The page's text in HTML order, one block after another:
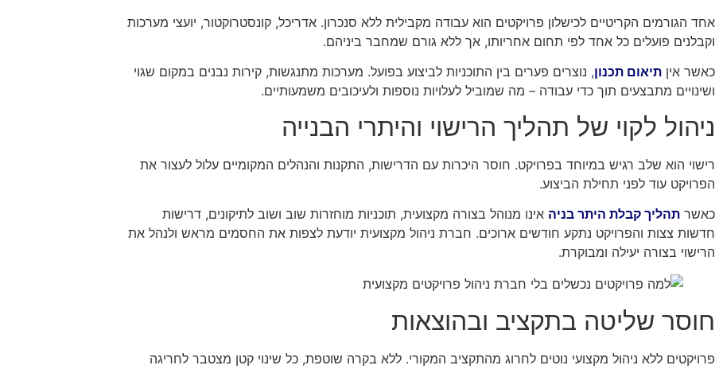
אחד הגורמים הקריטיים לכישלון פרויקטים הוא עבודה מקבילית ללא סנכרון. אדריכל, קונסטרוקטור, יועצי מערכות
וקבלנים פועלים כל אחד לפי תחום אחריותו, אך ללא גורם שמחבר ביניהם.
כאשר אין תיאום תכנון, נוצרים פערים בין התוכניות לביצוע בפועל. מערכות מתנגשות, קירות נבנים במקום שגוי
ושינויים מתבצעים תוך כדי עבודה – מה שמוביל לעלויות נוספות ולעיכובים משמעותיים.
ניהול לקוי של תהליך הרישוי והיתרי הבנייה
רישוי הוא שלב רגיש במיוחד בפרויקט. חוסר היכרות עם הדרישות, התקנות והנהלים המקומיים עלול לעצור את
הפרויקט עוד לפני תחילת הביצוע.
כאשר תהליך קבלת היתר בניה אינו מנוהל בצורה מקצועית, תוכניות מוחזרות שוב ושוב לתיקונים, דרישות
חדשות צצות והפרויקט נתקע חודשים ארוכים. חברת ניהול מקצועית יודעת לצפות את החסמים מראש ולנהל את
הרישוי בצורה יעילה ומבוקרת.
חוסר שליטה בתקציב ובהוצאות
פרויקטים ללא ניהול מקצועי נוטים לחרוג מהתקציב המקורי. ללא בקרה שוטפת, כל שינוי קטן מצטבר לחריגה